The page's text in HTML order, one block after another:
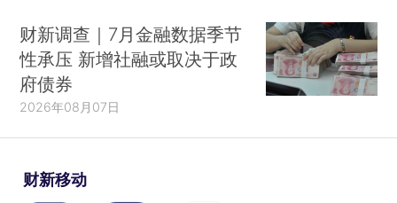
财新调查｜7月金融数据季节
性承压 新增社融或取决于政
府债券
2026年08月07日
财新移动